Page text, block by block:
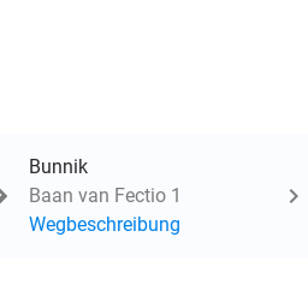
Bunnik
Baan van Fectio 1
Wegbeschreibung